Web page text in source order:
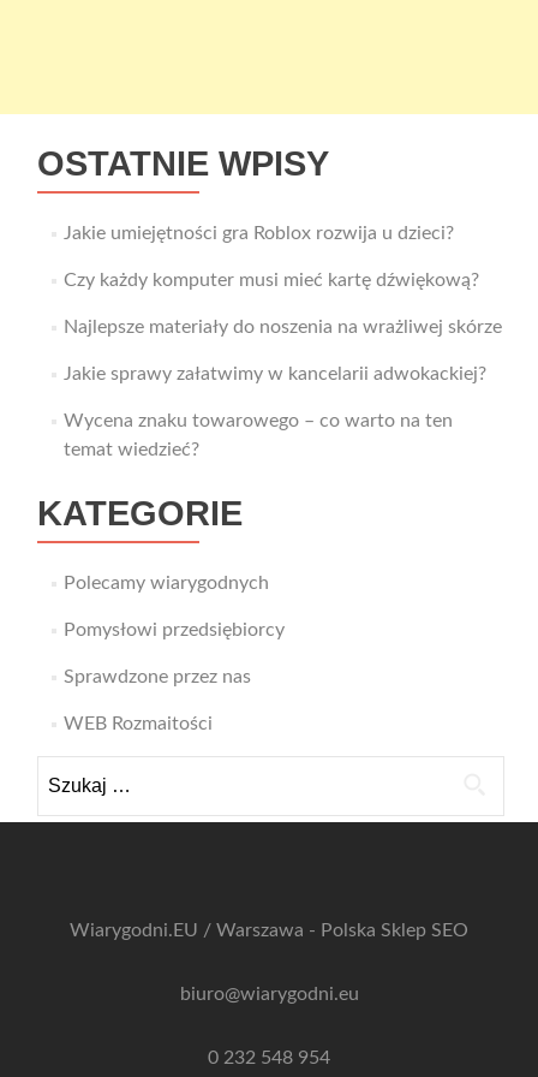
OSTATNIE WPISY
Jakie umiejętności gra Roblox rozwija u dzieci?
Czy każdy komputer musi mieć kartę dźwiękową?
Najlepsze materiały do noszenia na wrażliwej skórze
Jakie sprawy załatwimy w kancelarii adwokackiej?
Wycena znaku towarowego – co warto na ten
temat wiedzieć?
KATEGORIE
Polecamy wiarygodnych
Pomysłowi przedsiębiorcy
Sprawdzone przez nas
WEB Rozmaitości
Wiarygodni.EU / Warszawa - Polska Sklep SEO
biuro@wiarygodni.eu
0 232 548 954